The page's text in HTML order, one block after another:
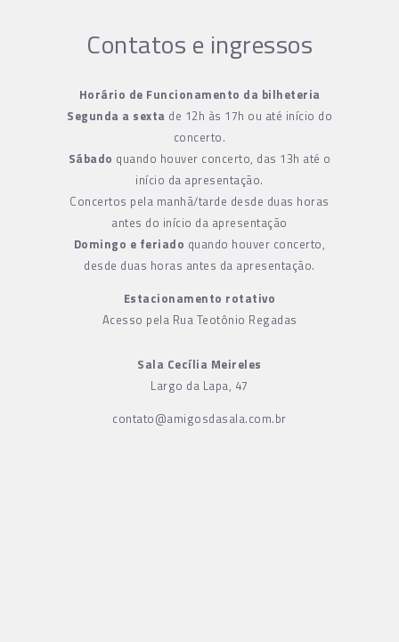
Contatos e ingressos
Horário de Funcionamento da bilheteria
Segunda a sexta de 12h às 17h ou até início do
concerto.
Sábado quando houver concerto, das 13h até o
início da apresentação.
Concertos pela manhã/tarde desde duas horas
antes do início da apresentação
Domingo e feriado quando houver concerto,
desde duas horas antes da apresentação.
Estacionamento rotativo
Acesso pela Rua Teotônio Regadas
Sala Cecília Meireles
Largo da Lapa, 47
contato@amigosdasala.com.br